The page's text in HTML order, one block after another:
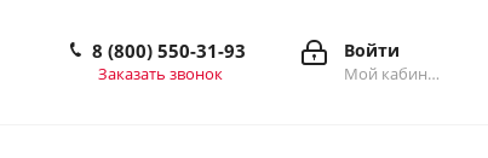
Войти
Мой кабинет
8 (800) 550-31-93
Заказать звонок